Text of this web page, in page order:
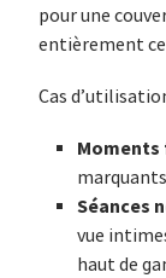
pour une
entièrement
Cas
Moments
Séances
vue
haut de